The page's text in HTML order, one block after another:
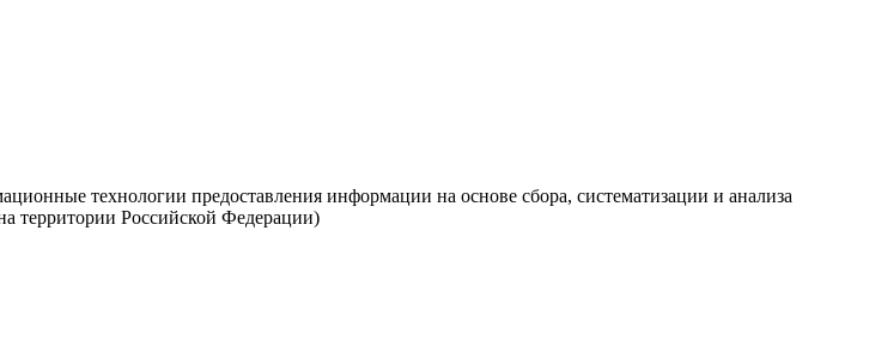
технологии предоставления информации на основе сбора, систематизации и анализа
территории Российской Федерации)